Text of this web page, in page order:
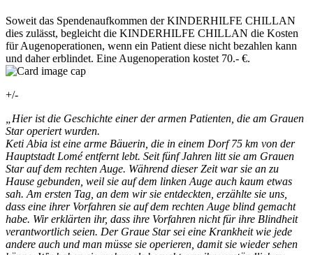
Soweit das Spendenaufkommen der KINDERHILFE CHILLAN
dies zulässt, begleicht die KINDERHILFE CHILLAN die Kosten
für Augenoperationen, wenn ein Patient diese nicht bezahlen kann
und daher erblindet. Eine Augenoperation kostet 70.- €.
+/-
„Hier ist die Geschichte einer der armen Patienten, die am Grauen
Star operiert wurden.
Keti Abia ist eine arme Bäuerin, die in einem Dorf 75 km von der
Hauptstadt Lomé entfernt lebt. Seit fünf Jahren litt sie am Grauen
Star auf dem rechten Auge. Während dieser Zeit war sie an zu
Hause gebunden, weil sie auf dem linken Auge auch kaum etwas
sah. Am ersten Tag, an dem wir sie entdeckten, erzählte sie uns,
dass eine ihrer Vorfahren sie auf dem rechten Auge blind gemacht
habe. Wir erklärten ihr, dass ihre Vorfahren nicht für ihre Blindheit
verantwortlich seien. Der Graue Star sei eine Krankheit wie jede
andere auch und man müsse sie operieren, damit sie wieder sehen